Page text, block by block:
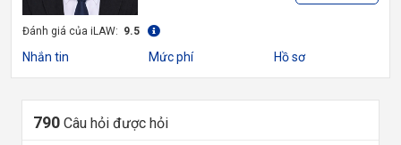
Đánh giá của iLAW: 9.5
Nhắn tin Mức phí Hồ sơ
790 Câu hỏi được hỏi